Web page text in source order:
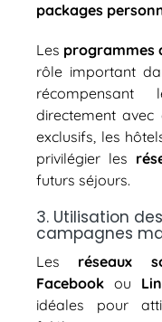
packages
Les programmes
rôle important
directement avec
exclusifs, les
privilégier les
futurs séjours.
3. Utilisation
campagnes
Les réseaux
Facebookou
idéales pour